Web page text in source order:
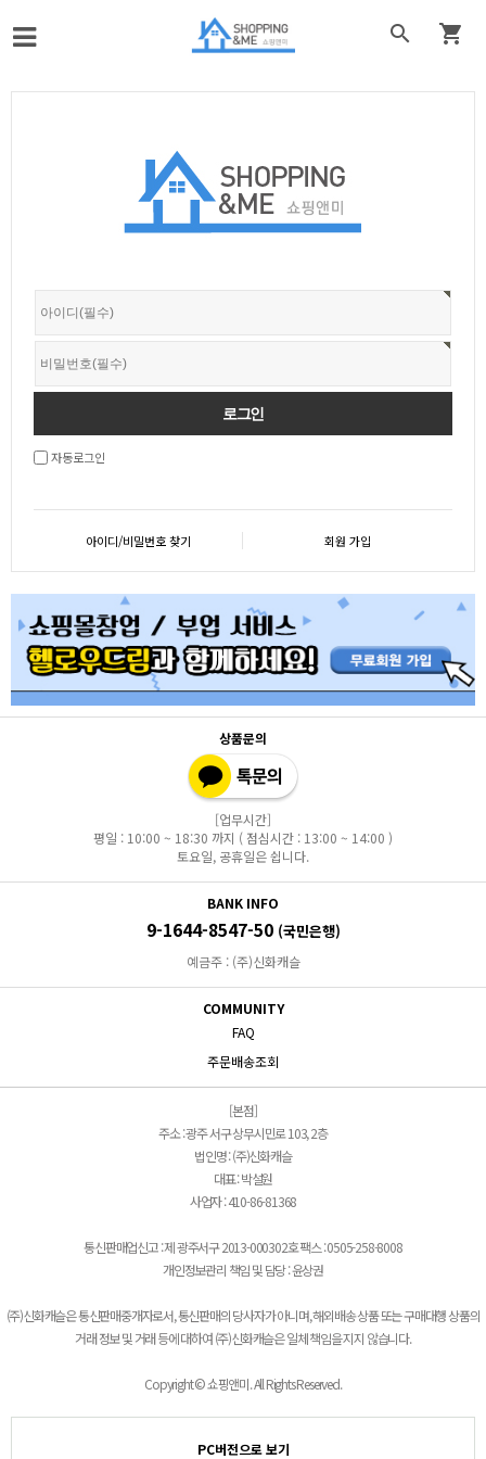
 
자동로그인
아이디/비밀번호 찾기 회원 가입
상품문의
[업무시간]
평일 : 10:00 ~ 18:30 까지 ( 점심시간 : 13:00 ~ 14:00 )
토요일, 공휴일은 쉽니다.
BANK INFO
9-1644-8547-50 (국민은행)
예금주 : (주)신화캐슬
COMMUNITY
FAQ
주문배송조회
[본점]
주소 : 광주 서구 상무시민로 103, 2층
법인명 : (주)신화캐슬
대표 : 박설원
사업자 : 410-86-81368
통신판매업신고 : 제 광주서구 2013-000302호 팩스 : 0505-258-8008
개인정보관리 책임 및 담당 : 윤상권
(주)신화캐슬은 통신판매중개자로서, 통신판매의 당사자가 아니며, 해외배송 상품 또는 구매대행 상품의
거래 정보 및 거래 등에 대하여 (주)신화캐슬은 일체 책임을 지지 않습니다.
Copyright © 쇼핑앤미. All Rights Reserved.
PC버전으로 보기